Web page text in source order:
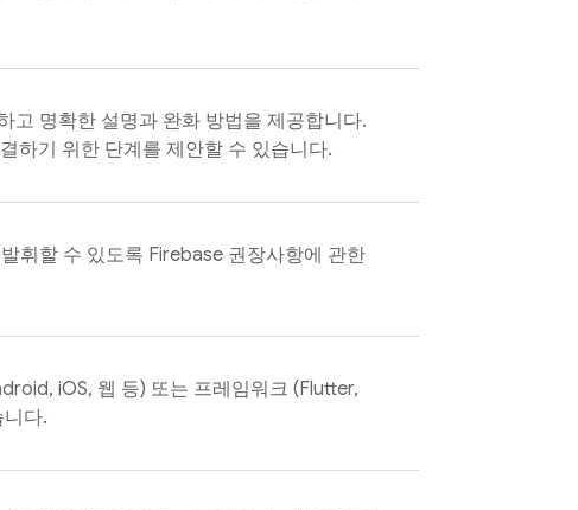
고 명확한 설명과 완화 방법을 제공합니다.
하기 위한 단계를 제안할 수 있습니다.
휘할 수 있도록 Firebase 권장사항에 관한
iOS, 웹 등) 또는 프레임워크 (Flutter,
다.